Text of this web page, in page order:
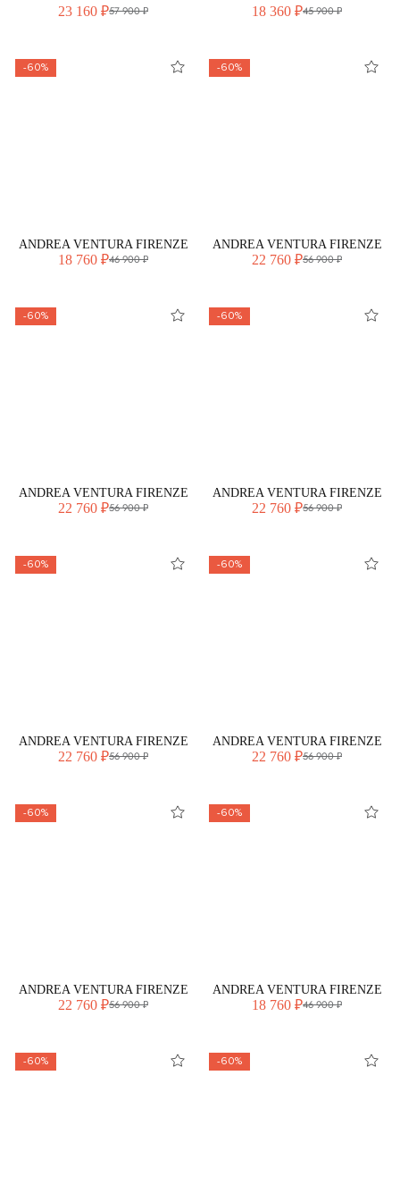
23 160 ₽57 900 ₽ 18 360 ₽45 900 ₽
-60%
ANDREA VENTURA FIRENZE
18 760 ₽46 900 ₽
-60%
ANDREA VENTURA FIRENZE
22 760 ₽56 900 ₽
-60%
ANDREA VENTURA FIRENZE
22 760 ₽56 900 ₽
-60%
ANDREA VENTURA FIRENZE
22 760 ₽56 900 ₽
-60%
ANDREA VENTURA FIRENZE
22 760 ₽56 900 ₽
-60%
ANDREA VENTURA FIRENZE
22 760 ₽56 900 ₽
-60%
ANDREA VENTURA FIRENZE
22 760 ₽56 900 ₽
-60%
ANDREA VENTURA FIRENZE
18 760 ₽46 900 ₽
-60% -60%